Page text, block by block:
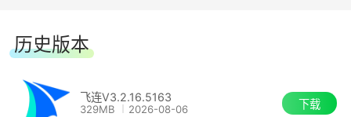
历史版本
飞连V3.2.16.5163
329MB 2026-08-06 下载